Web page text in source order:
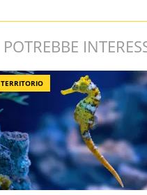
POTREBBE
TERRITORIO